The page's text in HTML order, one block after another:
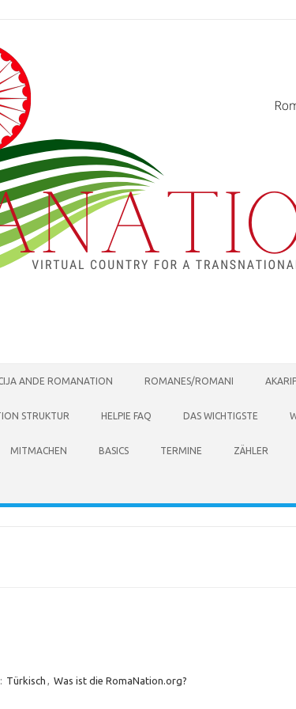
ANDE ROMANATION ROMANES/ROMANI
STRUKTUR HELPIE FAQ DAS WICHTIGSTE
MITMACHEN BASICS TERMINE ZÄHLER
Türkisch , Was ist die RomaNation.org?